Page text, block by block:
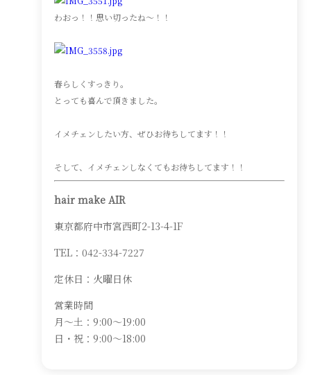
わおっ！！思い切ったね〜！！
春らしくすっきり。
とっても喜んで頂きました。
イメチェンしたい方、ぜひお待ちしてます！！
そして、イメチェンしなくてもお待ちしてます！！
hair make AIR
東京都府中市宮西町2-13-4-1F
TEL：042-334-7227
定休日：火曜日休
営業時間
月～土：9:00～19:00
日・祝：9:00～18:00